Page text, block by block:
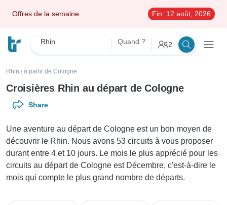
Offres de la semaine Fin: 12 août, 2026
Rhin Quand ? 2
Rhin / à partir de Cologne
Croisières Rhin au départ de Cologne
Share
Une aventure au départ de Cologne est un bon moyen de
découvrir le Rhin. Nous avons 53 circuits à vous proposer
durant entre 4 et 10 jours. Le mois le plus apprécié pour les
circuits au départ de Cologne est Décembre, c'est-à-dire le
mois qui compte le plus grand nombre de départs.